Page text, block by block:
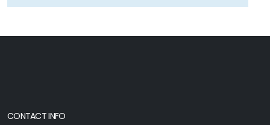
CONTACT INFO